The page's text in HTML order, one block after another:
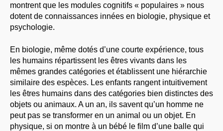
montrent que les modules cognitifs « populaires » nous
dotent de connaissances innées en biologie, physique et
psychologie.
En biologie, même dotés d’une courte expérience, tous
les humains répartissent les êtres vivants dans les
mêmes grandes catégories et établissent une hiérarchie
similaire des espèces. Les enfants rangent intuitivement
les êtres humains dans des catégories bien distinctes des
objets ou animaux. A un an, ils savent qu’un homme ne
peut pas se transformer en un animal ou un objet. En
physique, si on montre à un bébé le film d’une balle qui